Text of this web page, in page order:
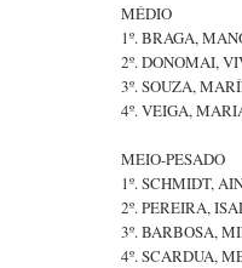
MÉDIO
1º. BRAGA,
2º. DONOMAI,
3º. SOUZA,
4º. VEIGA,
MEIO-PESADO
1º. SCHMIDT,
2º. PEREIRA,
3º. BARBOSA,
4º. SCARDUA,